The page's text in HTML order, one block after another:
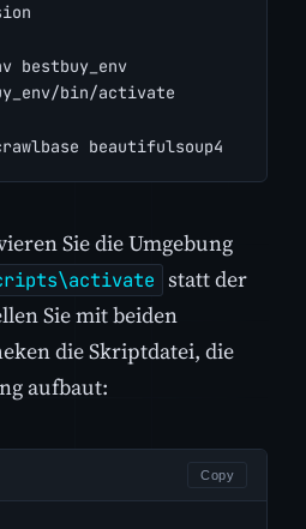
bestbuy_env
bin/activate
beautifulsoup4
Sie die Umgebung
statt der
Sie mit beiden
die Skriptdatei, die
aufbaut:
Copy